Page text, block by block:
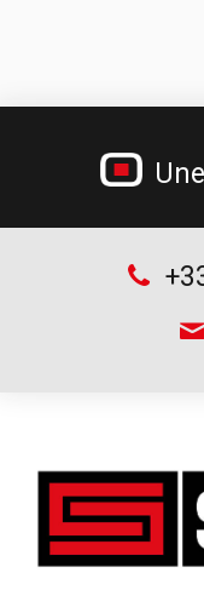
Gamme béton
Chariots à bouteilles
Supports